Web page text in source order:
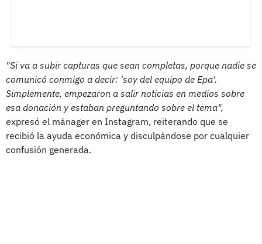
"Si va a subir capturas que sean completas, porque nadie se
comunicó conmigo a decir: 'soy del equipo de Epa'.
Simplemente, empezaron a salir noticias en medios sobre
esa donación y estaban preguntando sobre el tema",
expresó el mánager en Instagram, reiterando que se
recibió la ayuda económica y disculpándose por cualquier
confusión generada.